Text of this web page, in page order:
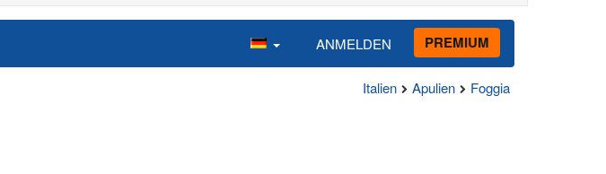
ANMELDEN PREMIUM
Italien Apulien Foggia